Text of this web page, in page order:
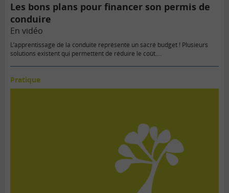
Les bons plans pour financer son permis de
conduire
En vidéo
L’apprentissage de la conduite représente un sacré budget ! Plusieurs
solutions existent qui permettent de réduire le coût.…
Pratique